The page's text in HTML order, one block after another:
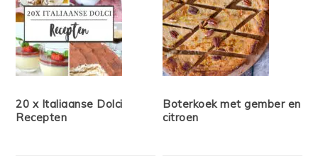
20 x Italiaanse Dolci
Recepten
Boterkoek met gember en
citroen